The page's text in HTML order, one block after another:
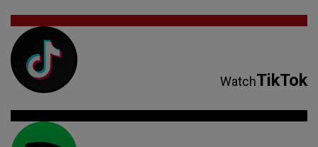
WatchTikTok